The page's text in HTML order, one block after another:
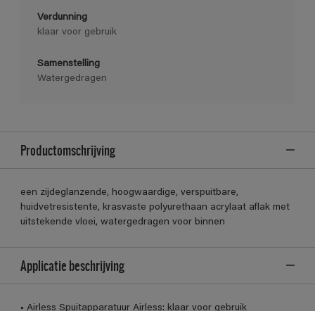
Verdunning
klaar voor gebruik
Samenstelling
Watergedragen
Productomschrijving
een zijdeglanzende, hoogwaardige, verspuitbare,
huidvetresistente, krasvaste polyurethaan acrylaat aflak met
uitstekende vloei, watergedragen voor binnen
Applicatie beschrijving
• Airless Spuitapparatuur Airless: klaar voor gebruik